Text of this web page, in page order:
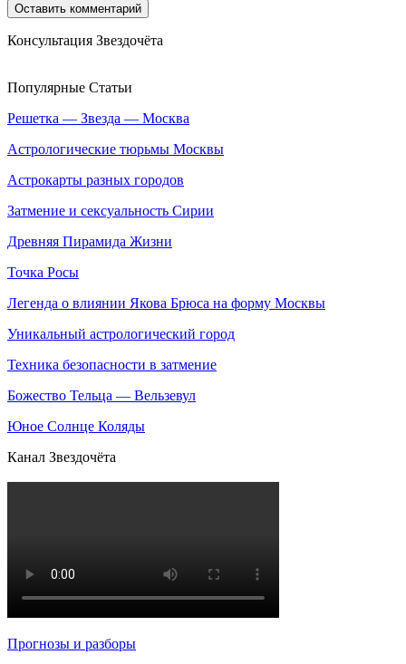
Консультация Звездочёта
Популярные Статьи
Решетка — Звезда — Москва
Астрологические тюрьмы Москвы
Астрокарты разных городов
Затмение и сексуальность Сирии
Древняя Пирамида Жизни
Точка Росы
Легенда о влиянии Якова Брюса на форму Москвы
Уникальный астрологический город
Техника безопасности в затмение
Божество Тельца — Вельзевул
Юное Солнце Коляды
Канал Звездочёта
Прогнозы и разборы